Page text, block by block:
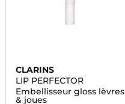
CLARINS
LIP PERFECTOR
Embellisseur gloss lèvres
& joues